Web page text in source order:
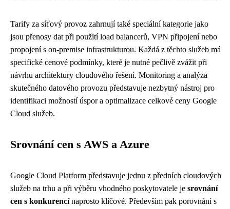
Tarify za síťový provoz zahrnují také speciální kategorie jako
jsou přenosy dat při použití load balancerů, VPN připojení nebo
propojení s on-premise infrastrukturou. Každá z těchto služeb má
specifické cenové podmínky, které je nutné pečlivě zvážit při
návrhu architektury cloudového řešení. Monitoring a analýza
skutečného datového provozu představuje nezbytný nástroj pro
identifikaci možností úspor a optimalizace celkové ceny Google
Cloud služeb.
Srovnání cen s AWS a Azure
Google Cloud Platform představuje jednu z předních cloudových
služeb na trhu a při výběru vhodného poskytovatele je srovnání
cen s konkurencínaprosto klíčové. Především pak porovnání s